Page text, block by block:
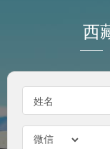
西
姓名